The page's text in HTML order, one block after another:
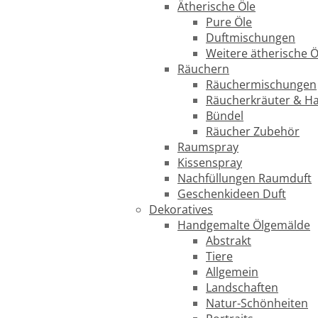
Ätherische Öle
Pure Öle
Duftmischungen
Weitere ätherische
Räuchern
Räuchermischungen
Räucherkräuter &
Bündel
Räucher Zubehör
Raumspray
Kissenspray
Nachfüllungen Raumduft
Geschenkideen Duft
Dekoratives
Handgemalte Ölgemälde
Abstrakt
Tiere
Allgemein
Landschaften
Natur-Schönheiten